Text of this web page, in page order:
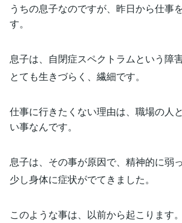
うちの息子なのですが、昨日から仕事
す。
息子は、自閉症スペクトラムという障
とても生きづらく、繊細です。
仕事に行きたくない理由は、職場の人
い事なんです。
息子は、その事が原因で、精神的に弱っ
少し身体に症状がでてきました。
このような事は、以前から起こります。